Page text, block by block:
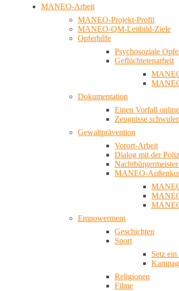
MANEO-Arbeit
MANEO-Projekt-Profil
MANEO-QM-Leitbild-Ziele
Opferhilfe
Psychosoziale
Geflüchtetenarbeit
Dokumentation
Einen Vorfall
Zeugnisse
Gewaltprävention
Vorort-Arbeit
Dialog mit der
MANEO-
Empowerment
Geschichten
Sport
Setz
Religionen
Filme